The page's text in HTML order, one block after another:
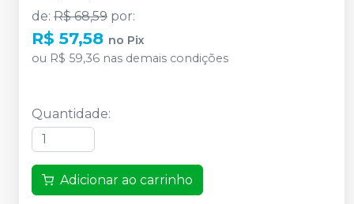
de: R$ 68,59 por:
R$ 57,58 no Pix
ou R$ 59,36 nas demais condições
Quantidade:
Adicionar ao carrinho